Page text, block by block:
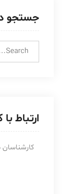
جستجو
Search
ارتباط
کارشناسان